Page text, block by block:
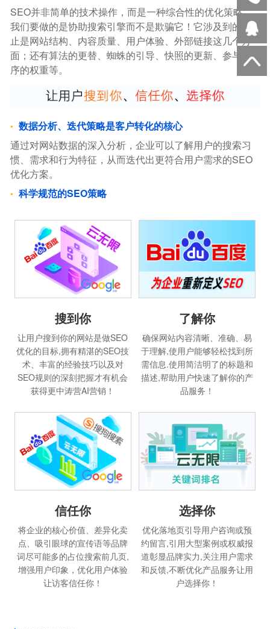
SEO并非简单的技术操作，而是一种综合性的优化策略。
我们要做的是协助搜索引擎而不是欺骗它！它涉及到的不
止是网站结构、内容质量、用户体验、外部链接这几个方
面；还有算法的更替、蜘蛛的引导、快照的更新、参与排
序的权重等。
数据分析、迭代策略是客户转化的核心
通过对网站数据的深入分析，企业可以了解用户的搜索习
惯、需求和行为特征，从而迭代出更符合用户需求的SEO
优化方案。
科学规范的SEO策略
搜到你
让用户搜到你的网站是做SEO
优化的目标,拥有精湛的SEO技
术、丰富的经验技巧以及对
SEO规则的深刻把握才有机会
获得更中涛营AI营销！
了解你
确保网站内容清晰、准确、易
于理解,使用户能够轻松找到所
需信息.使用简洁明了的标题和
描述,帮助用户快速了解你的产
品服务！
信任你
将企业的核心价值、差异化卖
点、吸引眼球的宣传语等品牌
词尽可能多的占位搜索前几页,
增强用户印象，优化用户体验
让访客信任你！
选择你
优化落地页引导用户咨询或预
约留言,引用大型案例或权威报
道彰显品牌实力,关注用户需求
和反馈,不断优化产品服务让用
户选择你！